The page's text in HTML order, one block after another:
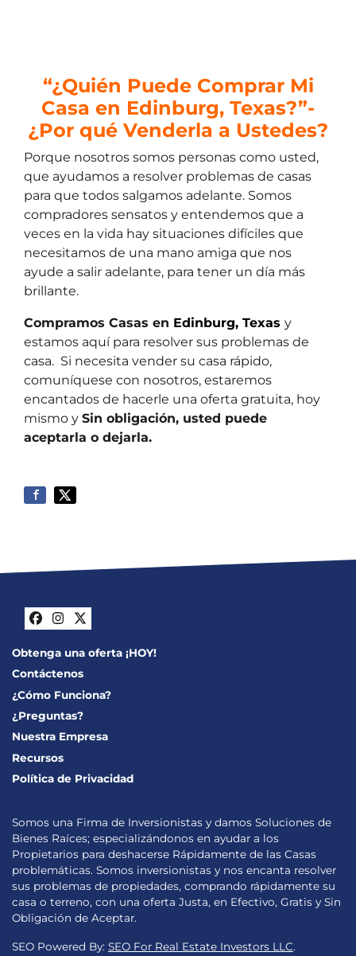
“¿Quién Puede Comprar Mi
Casa en Edinburg, Texas?”-
¿Por qué Venderla a Ustedes?
Porque nosotros somos personas como usted,
que ayudamos a resolver problemas de casas
para que todos salgamos adelante. Somos
compradores sensatos y entendemos que a
veces en la vida hay situaciones difíciles que
necesitamos de una mano amiga que nos
ayude a salir adelante, para tener un día más
brillante.
Compramos Casas en Edinburg, Texas y
estamos aquí para resolver sus problemas de
casa. Si necesita vender su casa rápido,
comuníquese con nosotros, estaremos
encantados de hacerle una oferta gratuita, hoy
mismo y Sin obligación, usted puede
aceptarla o dejarla.
Facebook
Instagram
Twitter
Obtenga una oferta ¡HOY!
Contáctenos
¿Cómo Funciona?
¿Preguntas?
Nuestra Empresa
Recursos
Política de Privacidad
Somos una Firma de Inversionistas y damos Soluciones de
Bienes Raíces; especializándonos en ayudar a los
Propietarios para deshacerse Rápidamente de las Casas
problemáticas. Somos inversionistas y nos encanta resolver
sus problemas de propiedades, comprando rápidamente su
casa o terreno, con una oferta Justa, en Efectivo, Gratis y Sin
Obligación de Aceptar.
SEO Powered By: SEO For Real Estate Investors LLC.